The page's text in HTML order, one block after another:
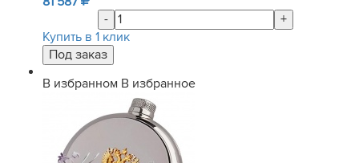
-
+
Купить в 1 клик
В избранном В избранное